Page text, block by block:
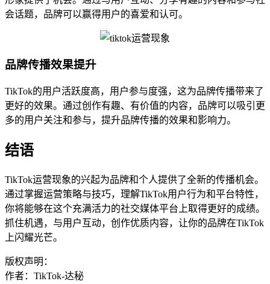
会话题，品牌可以赢得用户的喜爱和认可。
品牌传播效果提升
TikTok的用户活跃度高，用户参与度强，这为品牌传播带来了
更好的效果。通过创作有趣、有价值的内容，品牌可以吸引更
多的用户关注和参与，提升品牌传播的效果和影响力。
结语
TikTok运营现象的兴起为品牌和个人提供了全新的传播机会。
通过掌握运营策略与技巧，理解TikTok用户行为和平台特性，
你将能够在这个充满活力的社交媒体平台上取得更好的成绩。
抓住机遇，与用户互动，创作优质内容，让你的品牌在TikTok
上闪耀光芒。
版权声明：
作者：TikTok-达秘